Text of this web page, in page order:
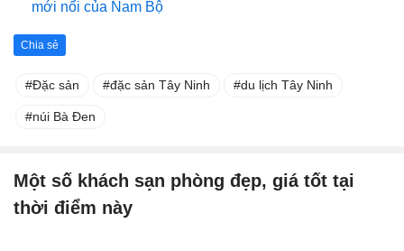
mới nổi của Nam Bộ
Chia sẻ
Đặc sản đặc sản Tây Ninh du lịch Tây Ninh
núi Bà Đen
Một số khách sạn phòng đẹp, giá tốt tại
thời điểm này